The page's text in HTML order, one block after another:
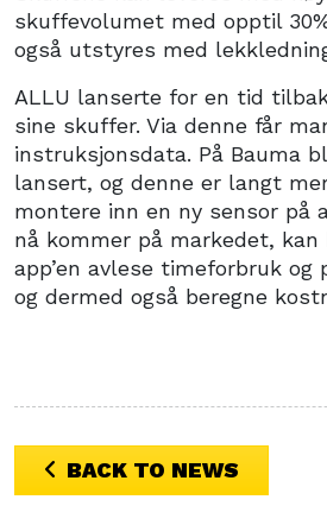
skuffevolumet med opptil
også utstyres med
ALLU lanserte for en tid
sine skuffer. Via denne får
instruksjonsdata. På Bauma
lansert, og denne er langt
montere inn en ny sensor på
nå kommer på markedet,
app’en avlese timeforbruk og
og dermed også beregne
BACK TO NEWS